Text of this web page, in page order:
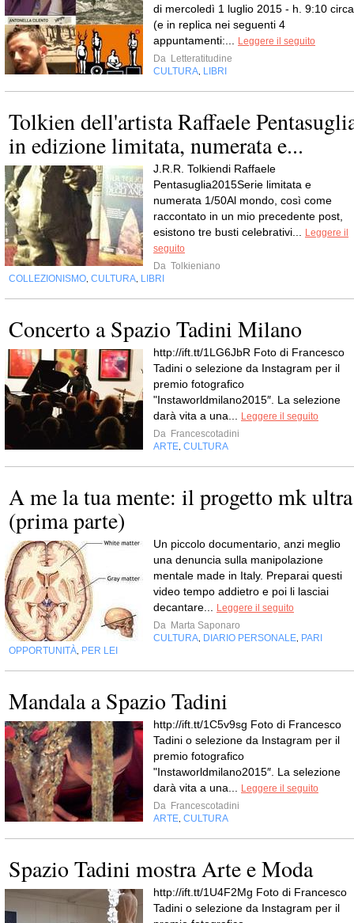
di mercoledì 1 luglio 2015 - h. 9:10 circa
(e in replica nei seguenti 4
appuntamenti:...
Leggere il seguito
Da Letteratitudine
CULTURA LIBRI
Tolkien dell'artista Raffaele
in edizione limitata, numerata e...
J.R.R. Tolkiendi Raffaele
Pentasuglia2015Serie limitata e
numerata 1/50Al mondo, così come
raccontato in un mio precedente post,
esistono tre busti celebrativi...
Leggere il
seguito
Da Tolkieniano
COLLEZIONISMO CULTURA LIBRI
Concerto a Spazio Tadini Milano
http://ift.tt/1LG6JbR Foto di Francesco
Tadini o selezione da Instagram per il
premio fotografico
"Instaworldmilano2015″. La selezione
darà vita a una...
Leggere il seguito
Da Francescotadini
ARTE CULTURA
A me la tua mente: il progetto mk ultra
(prima parte)
Un piccolo documentario, anzi meglio
una denuncia sulla manipolazione
mentale made in Italy. Preparai questi
video tempo addietro e poi li lasciai
decantare...
Leggere il seguito
Da Marta Saponaro
CULTURA DIARIO PERSONALE PARI
OPPORTUNITÀ PER LEI
Mandala a Spazio Tadini
http://ift.tt/1C5v9sg Foto di Francesco
Tadini o selezione da Instagram per il
premio fotografico
"Instaworldmilano2015″. La selezione
darà vita a una...
Leggere il seguito
Da Francescotadini
ARTE CULTURA
Spazio Tadini mostra Arte e Moda
http://ift.tt/1U4F2Mg Foto di Francesco
Tadini o selezione da Instagram per il